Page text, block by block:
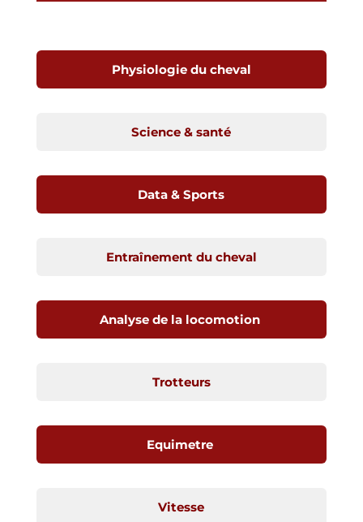
Physiologie du cheval
Science & santé
Data & Sports
Entraînement du cheval
Analyse de la locomotion
Trotteurs
Equimetre
Vitesse